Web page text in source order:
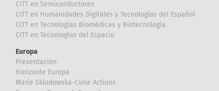
CITT en Semiconductores
CITT en Humanidades Digitales y Tecnologías del Español
CITT en Tecnologías Biomédicas y Biotecnología
CITT en Tecnologías del Espacio
Europa
Presentación
Horizonte Europa
Marie Sklodowska-Curie Actions